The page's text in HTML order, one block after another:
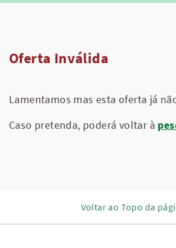
Oferta Inválida
Lamentamos mas esta oferta já
Caso pretenda, poderá voltar à
Voltar ao Topo da